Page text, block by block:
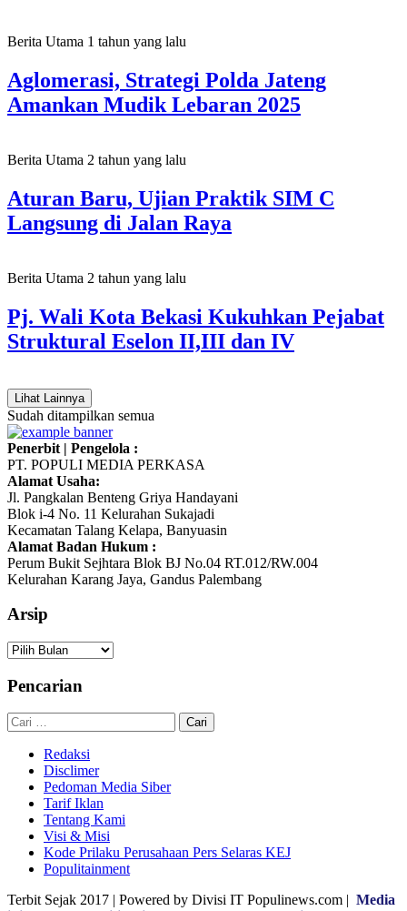
Berita Utama 1 tahun yang lalu
Aglomerasi, Strategi Polda Jateng
Amankan Mudik Lebaran 2025
Berita Utama 2 tahun yang lalu
Aturan Baru, Ujian Praktik SIM C
Langsung di Jalan Raya
Berita Utama 2 tahun yang lalu
Pj. Wali Kota Bekasi Kukuhkan Pejabat
Struktural Eselon II,III dan IV
Lihat Lainnya
Sudah ditampilkan semua
Penerbit | Pengelola :
PT. POPULI MEDIA PERKASA
Alamat Usaha:
Jl. Pangkalan Benteng Griya Handayani
Blok i-4 No. 11 Kelurahan Sukajadi
Kecamatan Talang Kelapa, Banyuasin
Alamat Badan Hukum :
Perum Bukit Sejhtara Blok BJ No.04 RT.012/RW.004
Kelurahan Karang Jaya, Gandus Palembang
Arsip
Arsip
Pencarian
Cari
untuk:
Redaksi
Disclimer
Pedoman Media Siber
Tarif Iklan
Tentang Kami
Visi & Misi
Kode Prilaku Perusahaan Pers Selaras KEJ
Populitainment
Terbit Sejak 2017 | Powered by Divisi IT Populinews.com | Media